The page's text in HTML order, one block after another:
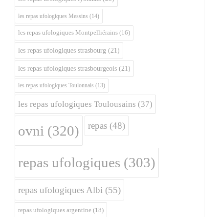
les repas ufologiques Messins (14)
les repas ufologiques Montpelliérains (16)
les repas ufologiques strasbourg (21)
les repas ufologiques strasbourgeois (21)
les repas ufologiques Toulonnais (13)
les repas ufologiques Toulousains (37)
ovni (320) repas (48)
repas ufologiques (303)
repas ufologiques Albi (55)
repas ufologiques argentine (18)